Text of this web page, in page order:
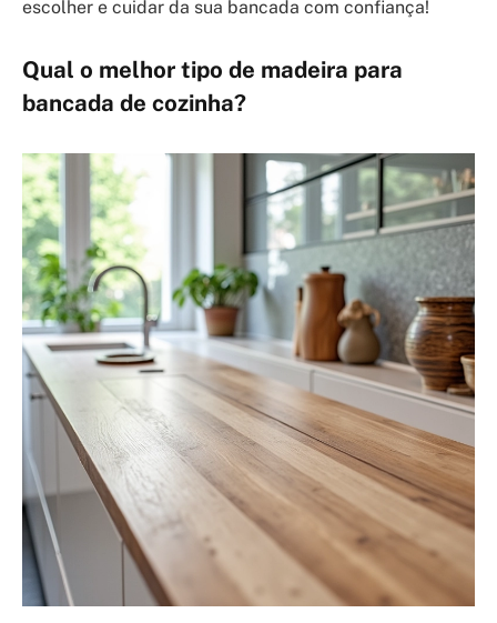
escolher e cuidar da sua bancada com confiança!
Qual o melhor tipo de madeira para
bancada de cozinha?